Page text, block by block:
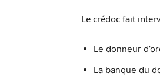
Le crédoc fait
Le donneur
La banque du